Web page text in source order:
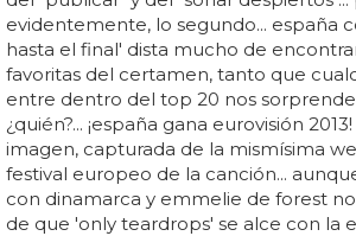
evidentemente, lo segundo... españa
hasta el final' dista mucho de
favoritas del certamen, tanto que
entre dentro del top 20 nos
¿quién?... ¡españa gana eurovisión
imagen, capturada de la mismísima
festival europeo de la canción...
con dinamarca y emmelie de forest
de que 'only teardrops' se alce con la